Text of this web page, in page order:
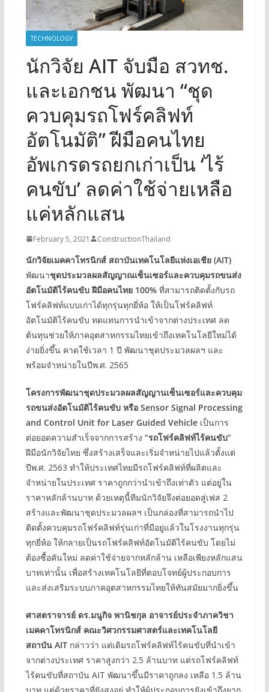
TECHNOLOGY
นักวิจัย AIT จับมือ สวทช.
และเอกชน พัฒนา “ชุด
ควบคุมรถโฟร์คลิฟท์
อัตโนมัติ” ฝีมือคนไทย
อัพเกรดรถยกเก่าเป็น ‘ไร้
คนขับ’ ลดค่าใช้จ่ายเหลือ
แค่หลักแสน
February 5, 2021 ConstructionThailand
นักวิจัยเมคคาโทรนิกส์ สถาบันเทคโนโลยีแห่งเอเชีย (AIT)
พัฒนาชุดประมวลผลสัญญาณเซ็นเซอร์และควบคุมรถขนส่ง
อัตโนมัติไร้คนขับ ฝีมือคนไทย 100%ที่สามารถติดตั้งกับรถ
โฟร์คลิฟท์แบบเก่าได้ทุกรุ่นทุกยี่ห้อ ให้เป็นโฟร์คลิฟท์
อัตโนมัติไร้คนขับ ทดแทนการนำเข้าจากต่างประเทศ ลด
ต้นทุนช่วยให้ภาคอุตสาหกรรมไทยเข้าถึงเทคโนโลยีใหม่ได้
ง่ายยิ่งขึ้น คาดใช้เวลา 1 ปี พัฒนาชุดประมวลผลฯ และ
พร้อมจำหน่ายในปีพ.ศ. 2565
โครงการพัฒนาชุดประมวลผลสัญญานเซ็นเซอร์และควบคุม
รถขนส่งอัตโนมัติไร้คนขับ หรือ Sensor Signal Processing
and Control Unit for Laser Guided Vehicleเป็นการ
ต่อยอดความสำเร็จจากการสร้าง “รถโฟร์คลิฟท์ไร้คนขับ”
ฝีมือนักวิจัยไทย ซึ่งสร้างเสร็จและเริ่มจำหน่ายไปแล้วตั้งแต่
ปีพ.ศ. 2563 ทำให้ประเทศไทยมีรถโฟร์คลิฟท์ที่ผลิตและ
จำหน่ายในประเทศ ราคาถูกกว่านำเข้าถึงเท่าตัว แต่อยู่ใน
ราคาหลักล้านบาท ด้วยเหตุนี้ทีมนักวิจัยจึงต่อยอดสู่เฟส 2
สร้างและพัฒนาชุดประมวลผลฯ เป็นกล่องที่สามารถนำไป
ติดตั้งควบคุมรถโฟร์คลิฟท์รุ่นเก่าที่มีอยู่แล้วในโรงงานทุกรุ่น
ทุกยี่ห้อ ให้กลายเป็นรถโฟร์คลิฟท์อัตโนมัติไร้คนขับ โดยไม่
ต้องซื้อคันใหม่ ลดค่าใช้จ่ายจากหลักล้าน เหลือเพียงหลักแสน
บาทเท่านั้น เพื่อสร้างเทคโนโลยีที่ตอบโจทย์ผู้ประกอบการ
และส่งเสริมระบบภาคอุตสาหกรรมไทยให้ทันสมัยมากยิ่งขึ้น
ศาสตราจารย์ ดร.มนูกิจ พานิชกุล อาจารย์ประจำภาควิชา
เมคคาโทรนิกส์ คณะวิศวกรรมศาสตร์และเทคโนโลยี
สถาบัน AITกล่าวว่า แต่เดิมรถโฟร์คลิฟท์ไร้คนขับที่นำเข้า
จากต่างประเทศ ราคาสูงกว่า 2.5 ล้านบาท แต่รถโฟร์คลิฟท์
ไร้คนขับที่สถาบัน AIT พัฒนาขึ้นมีราคาถูกลง เหลือ 1.5 ล้าน
บาท แต่ด้วยราคาที่ยังสูงอยู่ ทำให้ผู้ประกอบการยังเข้าถึงยาก